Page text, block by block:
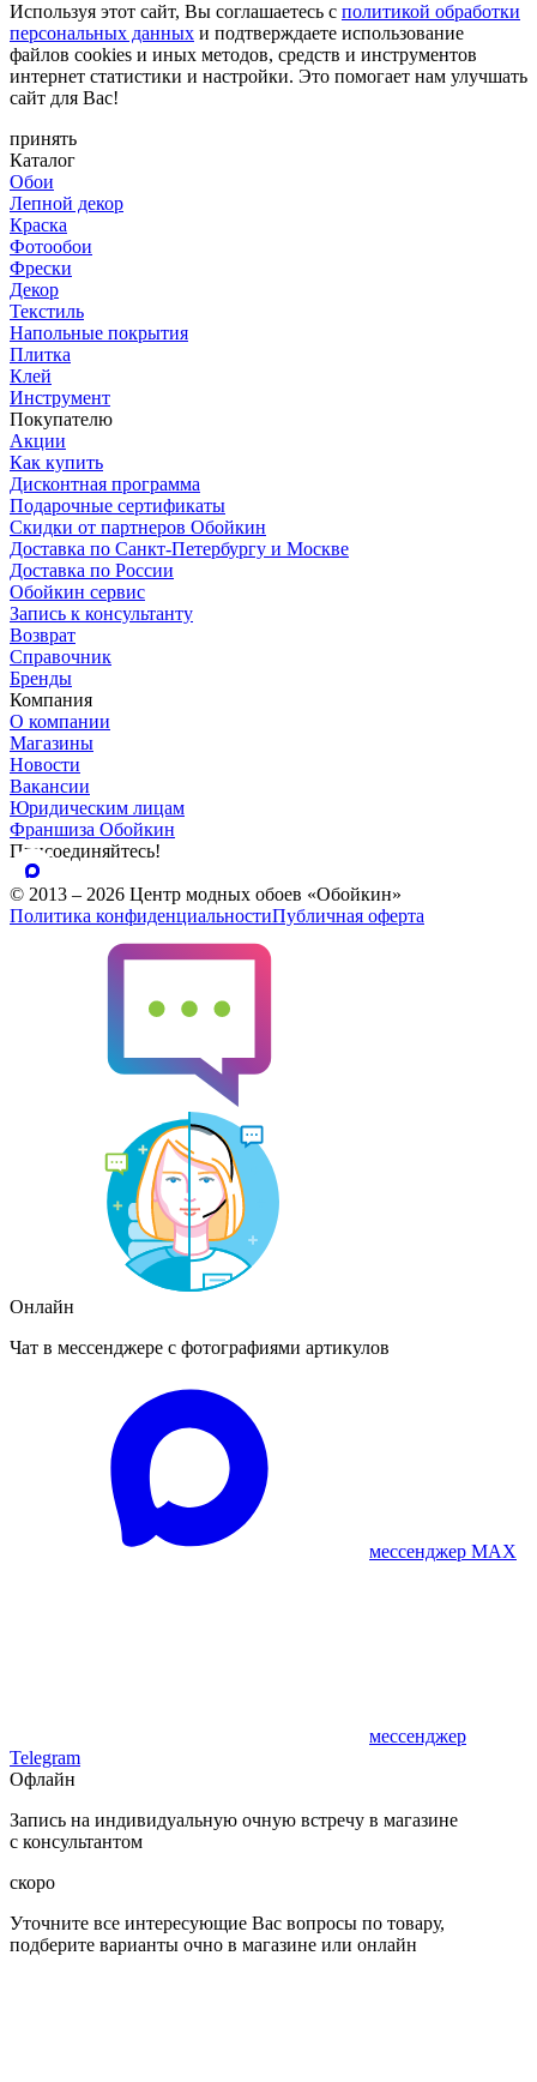
Используя этот сайт, Вы соглашаетесь с политикой обработки
персональных данных и подтверждаете использование
файлов cookies и иных методов, средств и инструментов
интернет статистики и настройки. Это помогает нам улучшать
сайт для Вас!
принять
Каталог
Обои
Лепной декор
Краска
Фотообои
Фрески
Декор
Текстиль
Напольные покрытия
Плитка
Клей
Инструмент
Покупателю
Акции
Как купить
Дисконтная программа
Подарочные сертификаты
Скидки от партнеров Обойкин
Доставка по Санкт-Петербургу и Москве
Доставка по России
Обойкин сервис
Запись к консультанту
Возврат
Справочник
Бренды
Компания
О компании
Магазины
Новости
Вакансии
Юридическим лицам
Франшиза Обойкин
Присоединяйтесь!
© 2013 – 2026 Центр модных обоев «Обойкин»
Политика конфиденциальностиПубличная оферта
Онлайн
Чат в мессенджере с фотографиями артикулов
мессенджер MAX
мессенджер
Telegram
Офлайн
Запись на индивидуальную очную встречу в магазине
с консультантом
скоро
Уточните все интересующие Вас вопросы по товару,
подберите варианты очно в магазине или онлайн